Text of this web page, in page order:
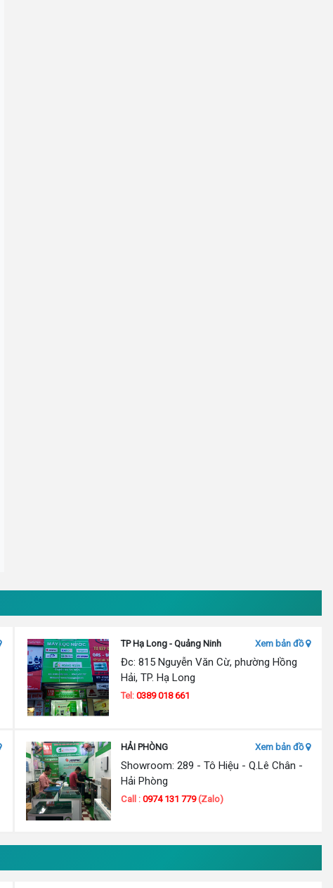
TP Hạ Long - Quảng Ninh Xem bản đồ
Đc: 815 Nguyễn Văn Cừ, phường Hồng
Hải, TP. Hạ Long
Tel:0389 018 661
HẢI PHÒNG Xem bản đồ
Showroom: 289 - Tô Hiệu - Q.Lê Chân -
Hải Phòng
Call :0974 131 779(Zalo)